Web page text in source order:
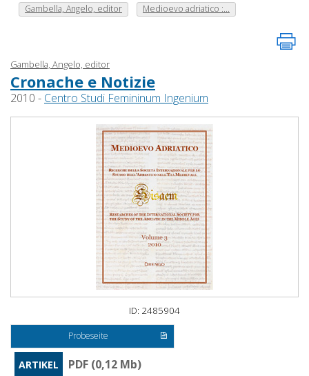
Gambella, Angelo, editor
Medioevo adriatico :...
Gambella, Angelo, editor
Cronache e Notizie
2010 - Centro Studi Femininum Ingenium
ID: 2485904
Probeseite
ARTIKEL
PDF (0,12 Mb)